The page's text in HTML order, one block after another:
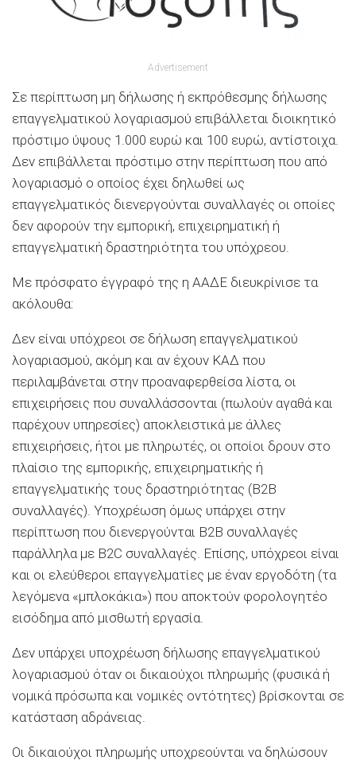
Advertisement
Σε περίπτωση μη δήλωσης ή εκπρόθεσμης δήλωσης
επαγγελματικού λογαριασμού επιβάλλεται διοικητικό
πρόστιμο ύψους 1.000 ευρώ και 100 ευρώ, αντίστοιχα.
Δεν επιβάλλεται πρόστιμο στην περίπτωση που από
λογαριασμό ο οποίος έχει δηλωθεί ως
επαγγελματικός διενεργούνται συναλλαγές οι οποίες
δεν αφορούν την εμπορική, επιχειρηματική ή
επαγγελματική δραστηριότητα του υπόχρεου.
Με πρόσφατο έγγραφό της η ΑΑΔΕ διευκρίνισε τα
ακόλουθα:
Δεν είναι υπόχρεοι σε δήλωση επαγγελματικού
λογαριασμού, ακόμη και αν έχουν ΚΑΔ που
περιλαμβάνεται στην προαναφερθείσα λίστα, οι
επιχειρήσεις που συναλλάσσονται (πωλούν αγαθά και
παρέχουν υπηρεσίες) αποκλειστικά με άλλες
επιχειρήσεις, ήτοι με πληρωτές, οι οποίοι δρουν στο
πλαίσιο της εμπορικής, επιχειρηματικής ή
επαγγελματικής τους δραστηριότητας (Β2Β
συναλλαγές). Υποχρέωση όμως υπάρχει στην
περίπτωση που διενεργούνται Β2Β συναλλαγές
παράλληλα με B2C συναλλαγές. Επίσης, υπόχρεοι είναι
και οι ελεύθεροι επαγγελματίες με έναν εργοδότη (τα
λεγόμενα «μπλοκάκια») που αποκτούν φορολογητέο
εισόδημα από μισθωτή εργασία.
Δεν υπάρχει υποχρέωση δήλωσης επαγγελματικού
λογαριασμού όταν οι δικαιούχοι πληρωμής (φυσικά ή
νομικά πρόσωπα και νομικές οντότητες) βρίσκονται σε
κατάσταση αδράνειας.
Οι δικαιούχοι πληρωμής υποχρεούνται να δηλώσουν